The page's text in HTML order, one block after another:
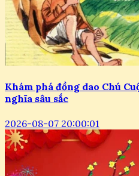
Khám phá đồng dao Chú
nghĩa sâu sắc
2026-08-07 20:00:01